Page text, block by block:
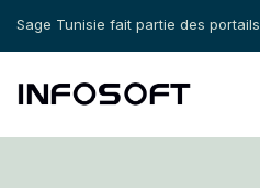
Sage Tunisie fait partie des portails